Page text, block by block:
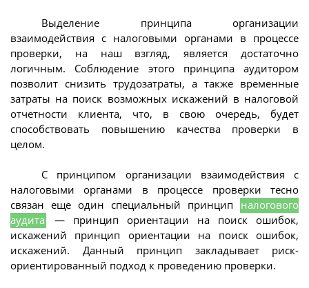
Выделение принципа организации
взаимодействия с налоговыми органами в процессе
проверки, на наш взгляд, является достаточно
логичным. Соблюдение этого принципа аудитором
позволит снизить трудозатраты, а также временные
затраты на поиск возможных искажений в налоговой
отчетности клиента, что, в свою очередь, будет
способствовать повышению качества проверки в
целом.
С принципом организации взаимодействия с
налоговыми органами в процессе проверки тесно
связан еще один специальный принцип
налогового
аудита
— принцип ориентации на поиск ошибок,
искажений принцип ориентации на поиск ошибок,
искажений. Данный принцип закладывает риск-
ориентированный подход к проведению проверки.